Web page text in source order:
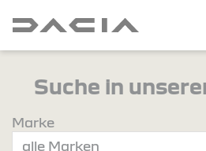
Suche in
Marke